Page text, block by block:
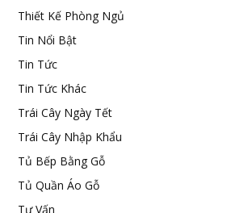
Thiết Kế Phòng Ngủ
Tin Nổi Bật
Tin Tức
Tin Tức Khác
Trái Cây Ngày Tết
Trái Cây Nhập Khẩu
Tủ Bếp Bằng Gỗ
Tủ Quần Áo Gỗ
Tư Vấn